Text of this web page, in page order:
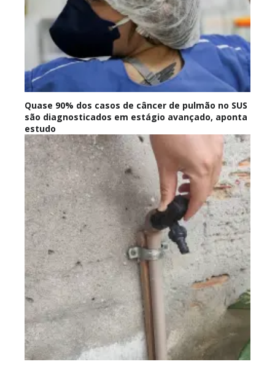
Quase 90% dos casos de câncer de pulmão no SUS
são diagnosticados em estágio avançado, aponta
estudo